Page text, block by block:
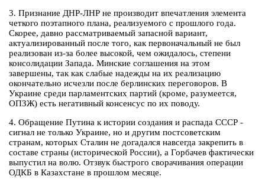
3. Признание ДНР-ЛНР не производит впечатления элемента
четкого поэтапного плана, реализуемого с прошлого года.
Скорее, давно рассматриваемый запасной вариант,
актуализированный после того, как первоначальный не был
реализован из-за более высокой, чем ожидалось, степени
консолидации Запада. Минские соглашения на этом
завершены, так как слабые надежды на их реализацию
окончательно исчезли после берлинских переговоров. В
Украине среди парламентских партий (кроме, разумеется,
ОПЗЖ) есть негативный консенсус по их поводу.
4. Обращение Путина к истории создания и распада СССР -
сигнал не только Украине, но и другим постсоветским
странам, которых Сталин не догадался навсегда закрепить в
составе страны (исторической России), а Горбачев фактически
выпустил на волю. Отзвук быстрого сворачивания операции
ОДКБ в Казахстане в прошлом месяце.